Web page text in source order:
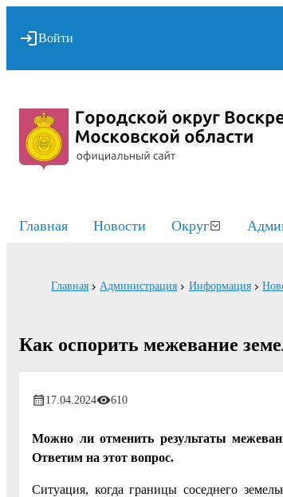
Войти
Главная Новости Округ
Главная Администрация Информация
Как оспорить межевание
17.04.2024 610
Можно ли отменить результаты
Ответим на этот вопрос.
Ситуация, когда границы соседнего